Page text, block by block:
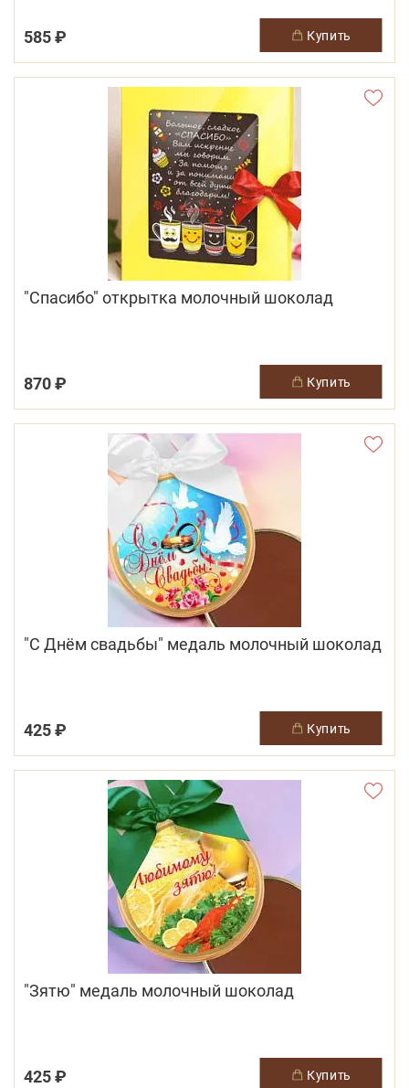
585 ₽ купить
"Спасибо" открытка молочный шоколад
870 ₽ купить
"С Днём свадьбы" медаль молочный шоколад
425 ₽ купить
"Зятю" медаль молочный шоколад
425 ₽ купить